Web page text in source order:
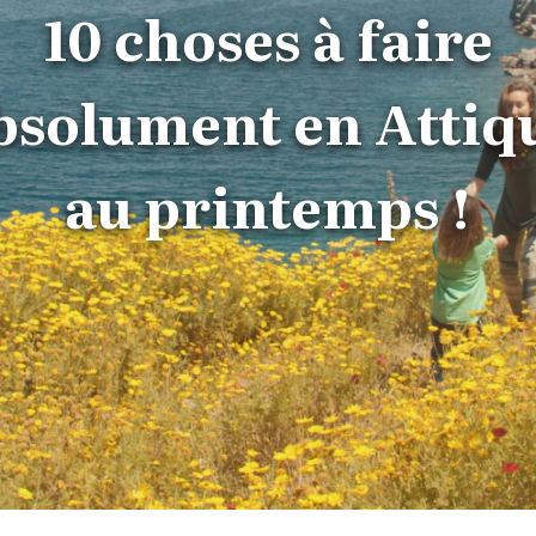
10 choses à faire
en
au printemps !